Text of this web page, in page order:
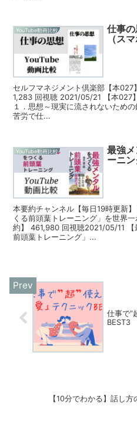
YouTube動画比較
仕事
（ス
セルフマネジメント倶楽部【本027
1,283 回視聴 2021/05/21 【本027
１．思想～現実に流されないため
苦労で仕...
YouTube動画比較
最強
ーニ
本要約チャンネル【毎日19時更新
くる前頭葉トレーニング」を世界
約】 461,980 回視聴2021/05/11 【
前頭葉トレーニング」...
仕事で”
BEST3
【10分でわかる】話し方